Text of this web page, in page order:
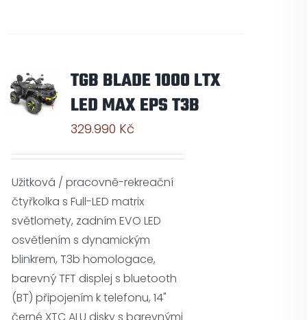
TGB BLADE 1000 LTX
LED MAX EPS T3B
329.990 Kč
Užitková / pracovně-rekreační
čtyřkolka s Full-LED matrix
světlomety, zadním EVO LED
osvětlením s dynamickým
blinkrem, T3b homologace,
barevný TFT displej s bluetooth
(BT) připojením k telefonu, 14"